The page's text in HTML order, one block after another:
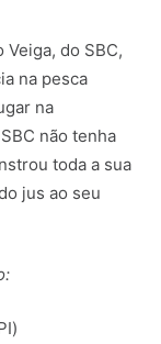
do SBC,
na pesca
na
não tenha
toda a sua
jus ao seu